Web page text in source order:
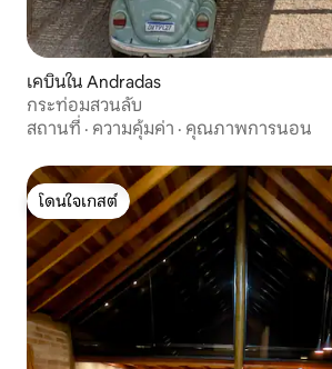
เคบินใน Andradas
กระท่อมสวนลับ
สถานที่ · ความคุ้มค่า · คุณภาพการนอน
โดนใจเกสต์
โดนใจเกสต์